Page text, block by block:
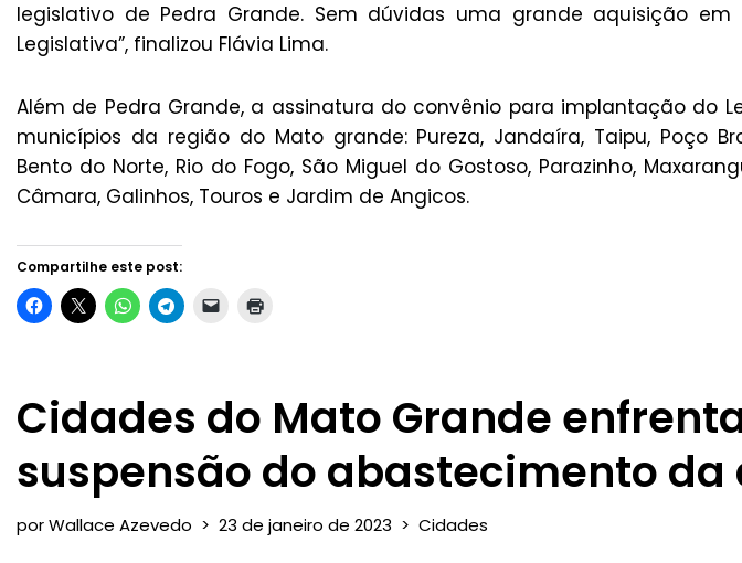
legislativo de Pedra Grande. Sem dúvidas uma grande aquisição
Legislativa”, finalizou Flávia Lima.
Além de Pedra Grande, a assinatura do convênio para implantação do
municípios da região do Mato grande: Pureza, Jandaíra, Taipu, Poço
Bento do Norte, Rio do Fogo, São Miguel do Gostoso, Parazinho,
Câmara, Galinhos, Touros e Jardim de Angicos.
Compartilhe este post:
Cidades do Mato Grande
suspensão do abastecimento da
porWallace Azevedo 23 de janeiro de 2023 Cidades